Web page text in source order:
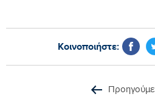
Κοινοποιήστε: